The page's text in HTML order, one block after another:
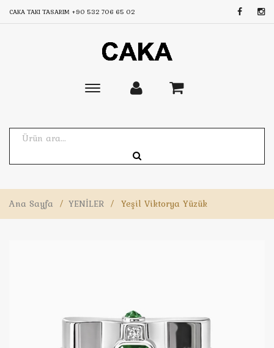
CAKA TAKI TASARIM +90 532 706 65 02
Toggle
Ana Sayfa / YENİLER / Yeşil Viktorya Yüzük